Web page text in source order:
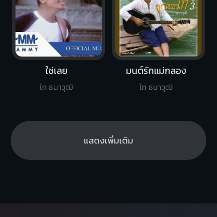
ใช่เลย
ไท ธนาวุฒิ
มนต์รักแม่กลอง
ไท ธนาวุฒิ
แสดงเพิ่มเติม